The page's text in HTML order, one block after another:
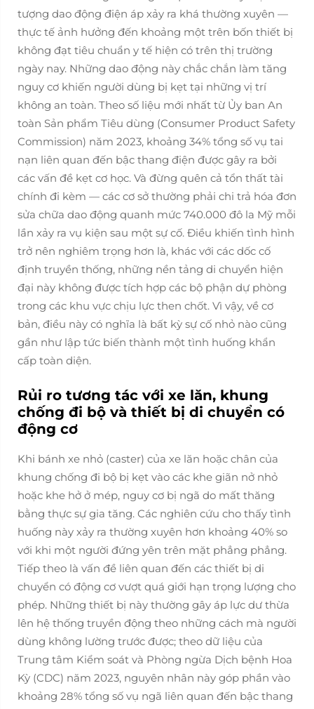
tượng dao động điện áp xảy ra khá thường xuyên —
thực tế ảnh hưởng đến khoảng một trên bốn thiết bị
không đạt tiêu chuẩn y tế hiện có trên thị trường
ngày nay. Những dao động này chắc chắn làm tăng
nguy cơ khiến người dùng bị kẹt tại những vị trí
không an toàn. Theo số liệu mới nhất từ Ủy ban An
toàn Sản phẩm Tiêu dùng (Consumer Product Safety
Commission) năm 2023, khoảng 34% tổng số vụ tai
nạn liên quan đến bậc thang điện được gây ra bởi
các vấn đề kẹt cơ học. Và đừng quên cả tổn thất tài
chính đi kèm — các cơ sở thường phải chi trả hóa đơn
sửa chữa dao động quanh mức 740.000 đô la Mỹ mỗi
lần xảy ra vụ kiện sau một sự cố. Điều khiến tình hình
trở nên nghiêm trọng hơn là, khác với các dốc cố
định truyền thống, những nền tảng di chuyển hiện
đại này không được tích hợp các bộ phận dự phòng
trong các khu vực chịu lực then chốt. Vì vậy, về cơ
bản, điều này có nghĩa là bất kỳ sự cố nhỏ nào cũng
gần như lập tức biến thành một tình huống khẩn
cấp toàn diện.
Rủi ro tương tác với xe lăn, khung
chống đi bộ và thiết bị di chuyển có
động cơ
Khi bánh xe nhỏ (caster) của xe lăn hoặc chân của
khung chống đi bộ bị kẹt vào các khe giãn nở nhỏ
hoặc khe hở ở mép, nguy cơ bị ngã do mất thăng
bằng thực sự gia tăng. Các nghiên cứu cho thấy tình
huống này xảy ra thường xuyên hơn khoảng 40% so
với khi một người đứng yên trên mặt phẳng phẳng.
Tiếp theo là vấn đề liên quan đến các thiết bị di
chuyển có động cơ vượt quá giới hạn trọng lượng cho
phép. Những thiết bị này thường gây áp lực dư thừa
lên hệ thống truyền động theo những cách mà người
dùng không lường trước được; theo dữ liệu của
Trung tâm Kiểm soát và Phòng ngừa Dịch bệnh Hoa
Kỳ (CDC) năm 2023, nguyên nhân này góp phần vào
khoảng 28% tổng số vụ ngã liên quan đến bậc thang